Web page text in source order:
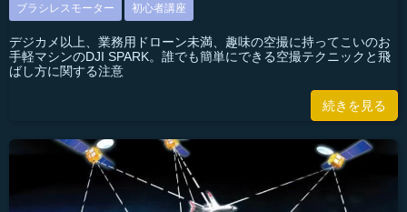
ブラシレスモーター 初心者講座
デジカメ以上、業務用ドローン未満、趣味の空撮に持ってこいのお
手軽マシンのDJI SPARK。誰でも簡単にできる空撮テクニックと飛
ばし方に関する注意
続きを見る